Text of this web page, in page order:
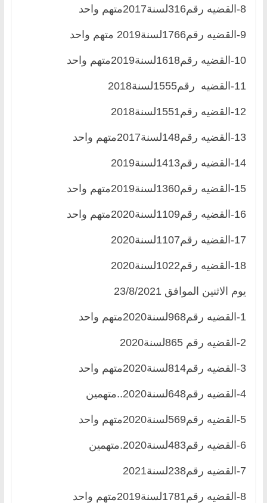
8-القضيه رقم316لسنة2017متهم واحد
9-القضيه رقم1766لسنة2019 متهم واحد
10-القضيه رقم1618لسنة2019متهم واحد
11-القضيه رقم1555لسنة2018
12-القضيه رقم1551لسنة2018
13-القضيه رقم148لسنة2017متهم واحد
14-القضيه رقم1413لسنة2019
15-القضيه رقم1360لسنة2019متهم واحد
16-القضيه رقم1109لسنة2020متهم واحد
17-القضيه رقم1107لسنة2020
18-القضيه رقم1022لسنة2020
يوم الاثنين الموافق 23/8/2021
1-القضيه رقم968لسنة2020متهم واحد
2-القضيه رقم 865لسنة2020
3-القضيه رقم814لسنة2020متهم واحد
4-القضيه رقم648لسنة2020..متهمين
5-القضيه رقم569لسنة2020متهم واحد
6-القضيه رقم483لسنة2020.متهمين
7-القضيه رقم238لسنة2021
8-القضيه رقم1781لسنة2019متهم واحد